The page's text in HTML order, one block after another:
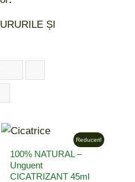
ȘI
crescător
100% NATURAL –
Unguent
CICATRIZANT 45ml
Reduceri!